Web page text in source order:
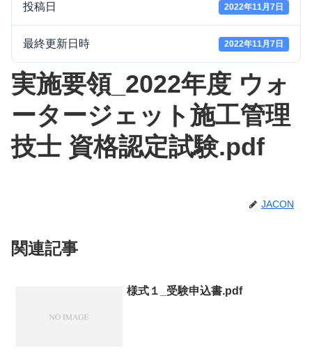
投稿日 2022年11月7日
最終更新日時 2022年11月7日
実施要領_2022年度 ウォ
ータージェット施工管理
技士 資格認定試験.pdf
JACON
関連記事
様式１_受験申込書.pdf